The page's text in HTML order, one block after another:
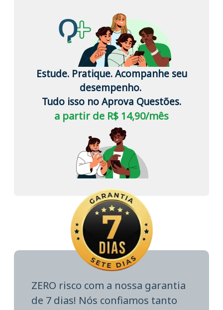
Estude. Pratique. Acompanhe seu
desempenho.
Tudo isso no Aprova Questões.
a partir de R$ 14,90/mês
ZERO risco com a nossa garantia
de 7 dias! Nós confiamos tanto